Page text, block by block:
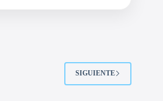
SIGUIENTE